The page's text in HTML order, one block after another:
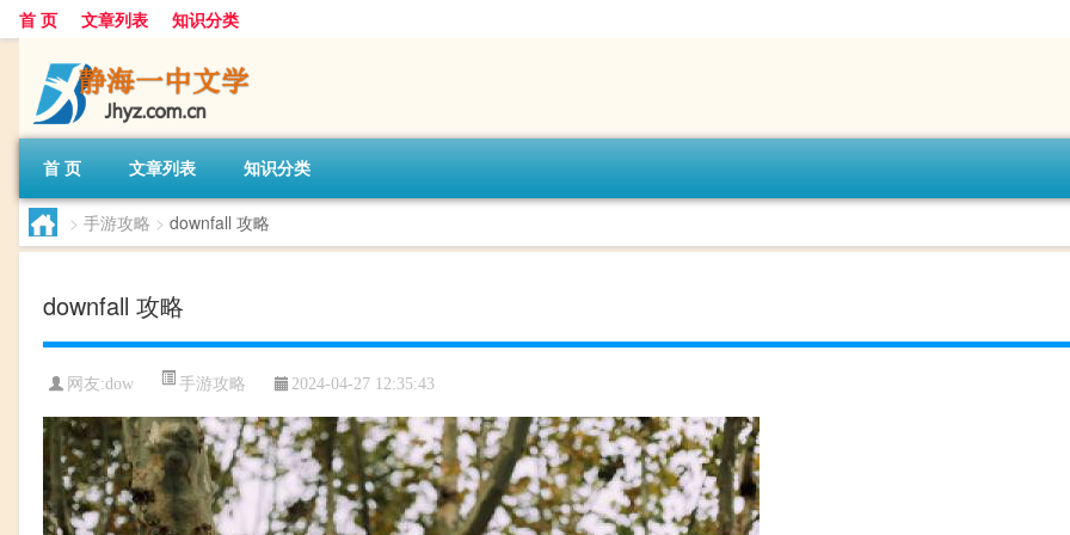
首 页 文章列表 知识分类
首 页 文章列表 知识分类
> 手游攻略 > downfall 攻略
downfall 攻略
网友:dow 手游攻略 2024-04-27 12:35:43